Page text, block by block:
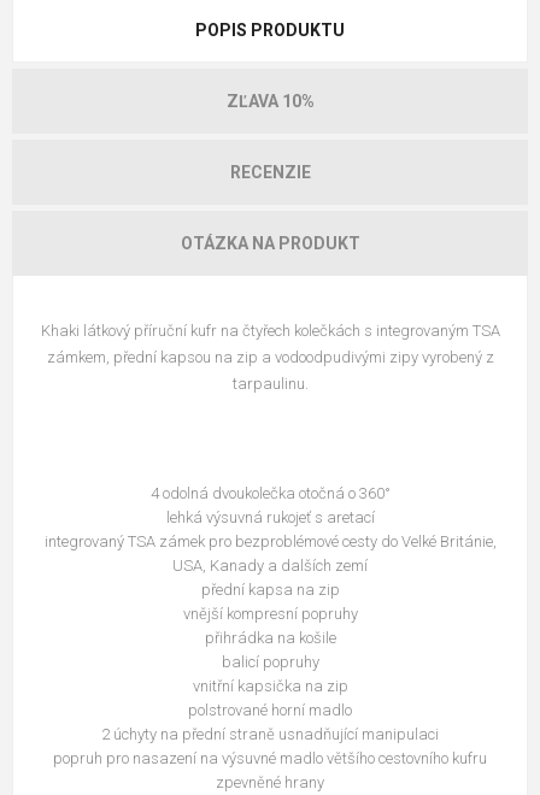
POPIS PRODUKTU
ZĽAVA 10%
RECENZIE
OTÁZKA NA PRODUKT
Khaki látkový příruční kufr na čtyřech kolečkách s integrovaným TSA
zámkem, přední kapsou na zip a vodoodpudivými zipy vyrobený z
tarpaulinu.
4 odolná dvoukolečka otočná o 360°
lehká výsuvná rukojeť s aretací
integrovaný TSA zámek pro bezproblémové cesty do Velké Británie,
USA, Kanady a dalších zemí
přední kapsa na zip
vnější kompresní popruhy
přihrádka na košile
balicí popruhy
vnitřní kapsička na zip
polstrované horní madlo
2 úchyty na přední straně usnadňující manipulaci
popruh pro nasazení na výsuvné madlo většího cestovního kufru
zpevněné hrany